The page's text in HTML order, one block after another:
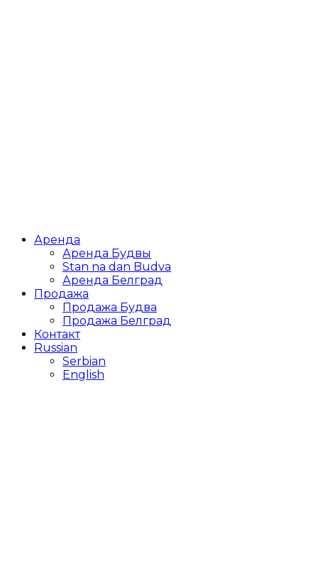
Аренда
Аренда Будвы
Stan na dan Budva
Аренда Белград
Продажа
Продажа Будва
Продажа Белград
Контакт
Russian
Serbian
English